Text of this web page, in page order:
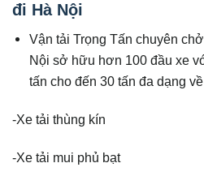
đi Hà Nội
Vận tải Trọng Tấn chuyên
Nội sở hữu hơn 100 đầu xe
tấn cho đến 30 tấn đa dạng
-Xe tải thùng kín
-Xe tải mui phủ bạt